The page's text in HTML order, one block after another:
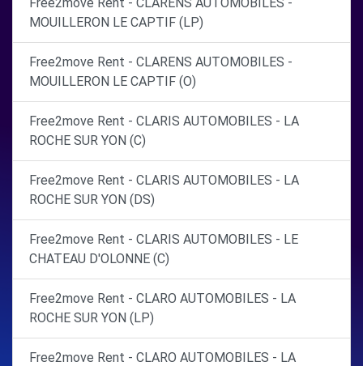
MOUILLERON LE CAPTIF (LP)
Free2move Rent - CLARENS AUTOMOBILES -
MOUILLERON LE CAPTIF (O)
Free2move Rent - CLARIS AUTOMOBILES - LA
ROCHE SUR YON (C)
Free2move Rent - CLARIS AUTOMOBILES - LA
ROCHE SUR YON (DS)
Free2move Rent - CLARIS AUTOMOBILES - LE
CHATEAU D'OLONNE (C)
Free2move Rent - CLARO AUTOMOBILES - LA
ROCHE SUR YON (LP)
Free2move Rent - CLARO AUTOMOBILES - LA